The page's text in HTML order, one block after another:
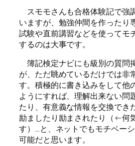
スモモさんも合格体験記で強
いますが、勉強仲間を作ったり
試験や直前講習などを使ってモ
するのは大事です。
簿記検定ナビにも級別の質問
が、ただ眺めているだけでは非
す。積極的に書き込みをして他
ようにすれば、理解出来ない問
たり、有意義な情報を交換でき
励ましたり励まされたり（←何
す）…と、ネットでもモチベー
可能だと思います。